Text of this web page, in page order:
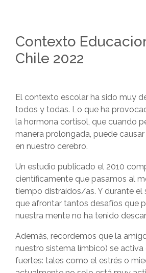
Contexto
Chile 2022
El contexto escolar ha sido muy
todos y todas. Lo que ha
la hormona cortisol, que cuando
manera prolongada, puede causar
en nuestro cerebro.
Un estudio publicado el 2010
científicamente que pasamos al
tiempo distraídos/as. Y durante el
que afrontar tantos desafíos que
nuestra mente no ha tenido
Además, recordemos que la
nuestro sistema límbico) se
fuertes: tales como el estrés o